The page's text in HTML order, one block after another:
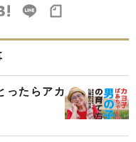
ったらアカ